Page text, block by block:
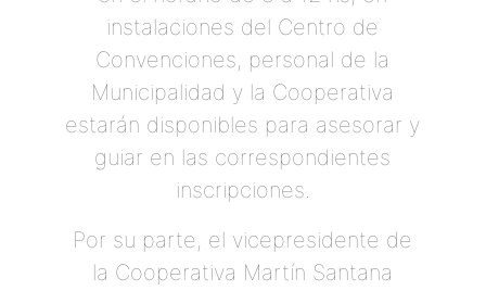
instalaciones del Centro de
Convenciones, personal de la
Municipalidad y la Cooperativa
estarán disponibles para asesorar y
guiar en las correspondientes
inscripciones.
Por su parte, el vicepresidente de
la Cooperativa Martín Santana